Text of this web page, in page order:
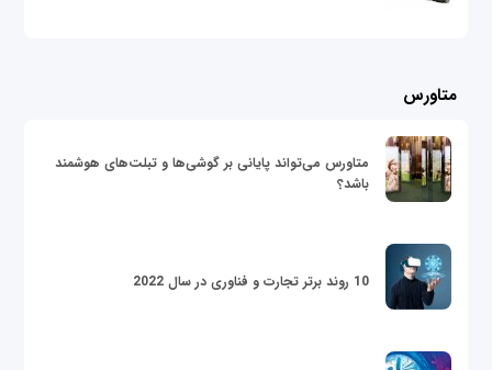
متاورس
متاورس می‌تواند پایانی بر گوشی‌ها و تبلت‌های هوشمند
باشد؟
10 روند برتر تجارت و فناوری در سال 2022